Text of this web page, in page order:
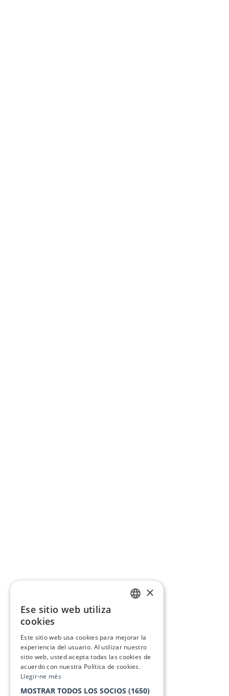
×
Ese sitio web utiliza
cookies
Este sitio web usa cookies para mejorar la
experiencia del usuario. Al utilizar nuestro
sitio web, usted acepta todas las cookies de
acuerdo con nuestra Política de cookies.
Llegir-ne més
MOSTRAR TODOS LOS SOCIOS (1650)